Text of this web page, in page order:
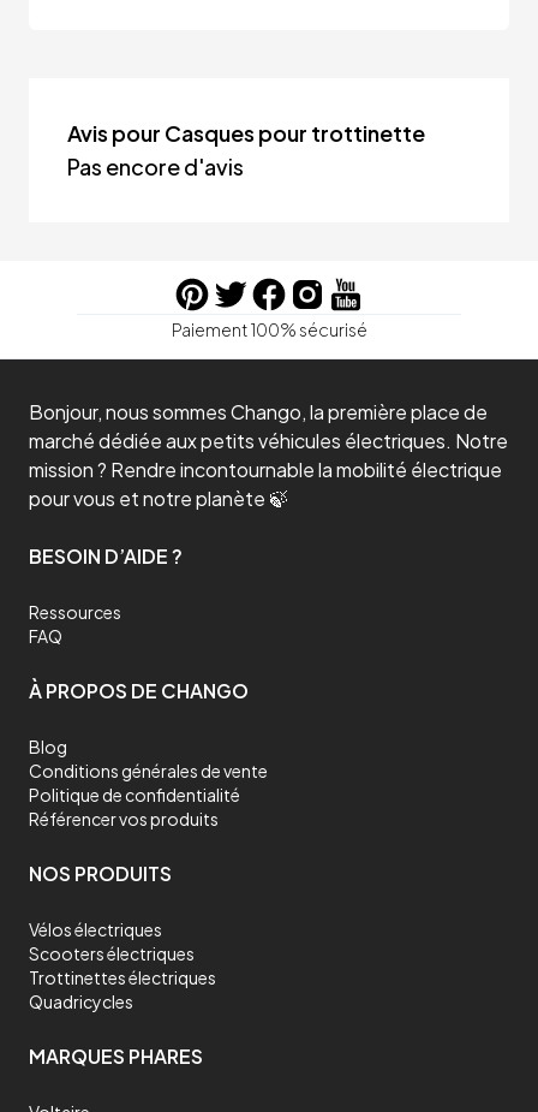
Avis pour Casques pour trottinette
Pas encore d'avis
Paiement 100% sécurisé
Bonjour, nous sommes Chango, la première place de
marché dédiée aux petits véhicules électriques. Notre
mission ? Rendre incontournable la mobilité électrique
pour vous et notre planète 🍃
BESOIN D’AIDE ?
Ressources
FAQ
À PROPOS DE CHANGO
Blog
Conditions générales de vente
Politique de confidentialité
Référencer vos produits
NOS PRODUITS
Vélos électriques
Scooters électriques
Trottinettes électriques
Quadricycles
MARQUES PHARES